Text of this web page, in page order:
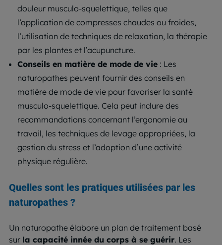
douleur musculo-squelettique, telles que
l’application de compresses chaudes ou froides,
l’utilisation de techniques de relaxation, la thérapie
par les plantes et l’acupuncture.
Conseils en matière de mode de vie : Les
naturopathes peuvent fournir des conseils en
matière de mode de vie pour favoriser la santé
musculo-squelettique. Cela peut inclure des
recommandations concernant l’ergonomie au
travail, les techniques de levage appropriées, la
gestion du stress et l’adoption d’une activité
physique régulière.
Quelles sont les pratiques utilisées par les
naturopathes ?
Un naturopathe élabore un plan de traitement basé
sur la capacité innée du corps à se guérir. Les